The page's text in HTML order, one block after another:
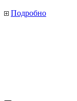
Подробно